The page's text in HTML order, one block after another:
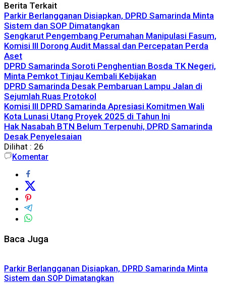
Berita Terkait
Parkir Berlangganan Disiapkan, DPRD Samarinda Minta
Sistem dan SOP Dimatangkan
Sengkarut Pengembang Perumahan Manipulasi Fasum,
Komisi III Dorong Audit Massal dan Percepatan Perda
Aset
DPRD Samarinda Soroti Penghentian Bosda TK Negeri,
Minta Pemkot Tinjau Kembali Kebijakan
DPRD Samarinda Desak Pembaruan Lampu Jalan di
Sejumlah Ruas Protokol
Komisi III DPRD Samarinda Apresiasi Komitmen Wali
Kota Lunasi Utang Proyek 2025 di Tahun Ini
Hak Nasabah BTN Belum Terpenuhi, DPRD Samarinda
Desak Penyelesaian
Dilihat : 26
Komentar
Baca Juga
Parkir Berlangganan Disiapkan, DPRD Samarinda Minta
Sistem dan SOP Dimatangkan